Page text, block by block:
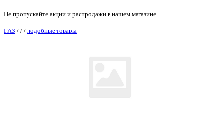
Не пропускайте акции и распродажи в нашем магазине.
ГАЗ / / / подобные товары